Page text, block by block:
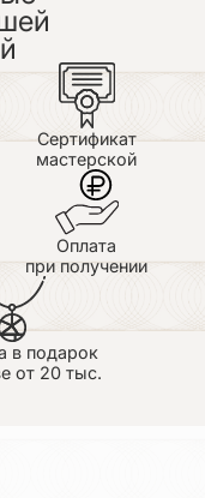
Сертификат
мастерской
Оплата
при получении
в подарок
от 20 тыс.